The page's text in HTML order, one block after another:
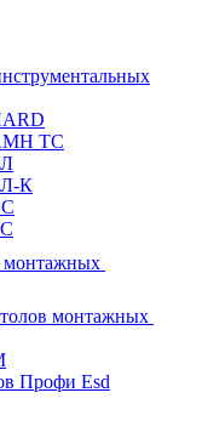
ТС
К
монтажных
монтажных
Профи Esd